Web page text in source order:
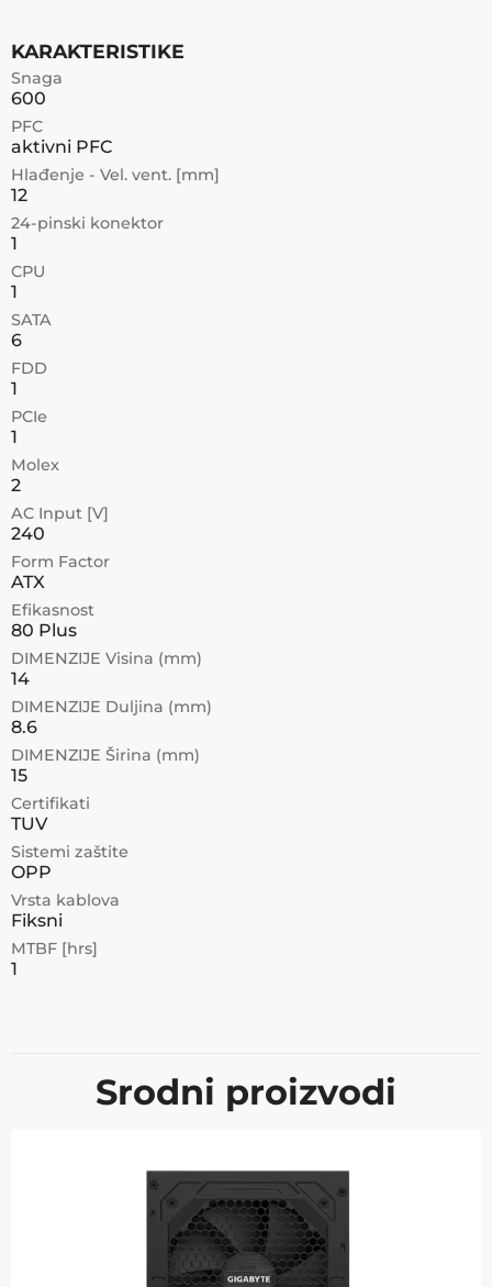
KARAKTERISTIKE
Snaga
600
PFC
aktivni PFC
Hlađenje - Vel. vent. [mm]
12
24-pinski konektor
1
CPU
1
SATA
6
FDD
1
PCIe
1
Molex
2
AC Input [V]
240
Form Factor
ATX
Efikasnost
80 Plus
DIMENZIJE Visina (mm)
14
DIMENZIJE Duljina (mm)
8.6
DIMENZIJE Širina (mm)
15
Certifikati
TUV
Sistemi zaštite
OPP
Vrsta kablova
Fiksni
MTBF [hrs]
1
Srodni proizvodi